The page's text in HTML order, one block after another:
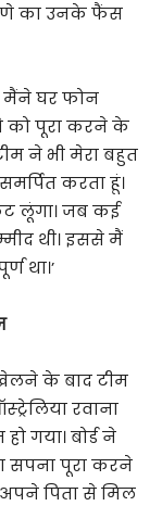
का उनके फैंस
मैंने घर फोन
को पूरा करने के
ने भी मेरा बहुत
करता हूं।
लूंगा। जब कई
थी। इससे मैं
था।’
खेलने के बाद टीम
रवाना
गया। बोर्ड ने
सपना पूरा करने
अपने पिता से मिल